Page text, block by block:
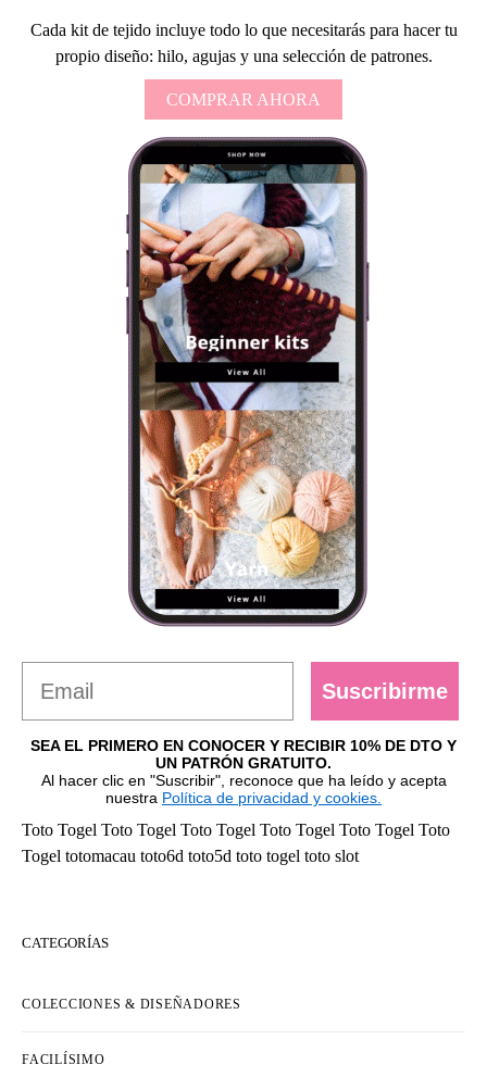
Cada kit de tejido incluye todo lo que necesitarás para hacer tu
propio diseño: hilo, agujas y una selección de patrones.
COMPRAR AHORA
Suscribirme
SEA EL PRIMERO EN CONOCER Y RECIBIR 10% DE DTO Y
UN PATRÓN GRATUITO.
Al hacer clic en "Suscribir", reconoce que ha leído y acepta
nuestra Política de privacidad y cookies.
Toto Togel Toto Togel Toto Togel Toto Togel Toto Togel Toto
Togel totomacau toto6d toto5d toto togel toto slot
CATEGORÍAS
COLECCIONES & DISEÑADORES
FACILÍSIMO